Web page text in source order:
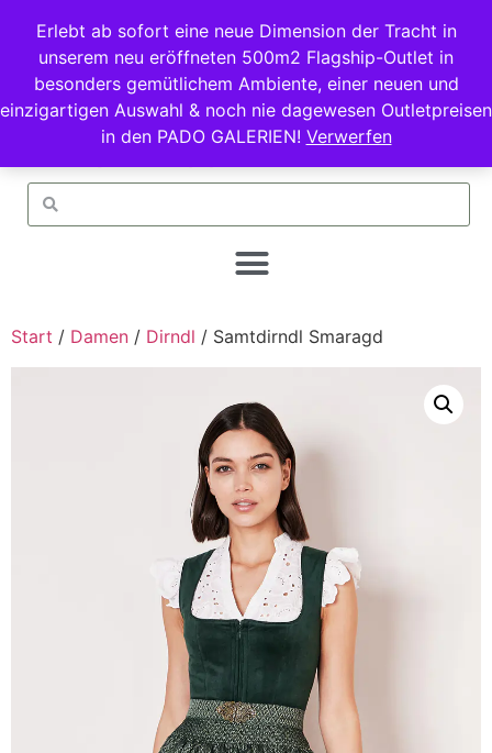
Erlebt ab sofort eine neue Dimension der Tracht in
unserem neu eröffneten 500m2 Flagship-Outlet in
besonders gemütlichem Ambiente, einer neuen und
einzigartigen Auswahl & noch nie dagewesen Outletpreisen
in den PADO GALERIEN! Verwerfen
Start / Damen / Dirndl / Samtdirndl Smaragd